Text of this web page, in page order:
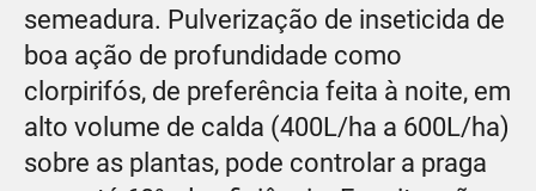
semeadura. Pulverização de inseticida de
boa ação de profundidade como
clorpirifós, de preferência feita à noite, em
alto volume de calda (400L/ha a 600L/ha)
sobre as plantas, pode controlar a praga